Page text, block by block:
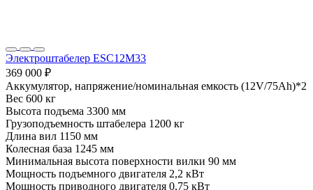
Электроштабелер ESC12M33
369 000 ₽
Аккумулятор, напряжение/номинальная емкость (12V/75Ah)*2
Вес 600 кг
Высота подъема 3300 мм
Грузоподъемность штабелера 1200 кг
Длина вил 1150 мм
Колесная база 1245 мм
Минимальная высота поверхности вилки 90 мм
Мощность подъемного двигателя 2,2 кВт
Мощность приводного двигателя 0,75 кВт